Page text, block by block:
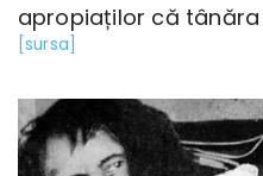
apropiaților că tânăra
[sursa]